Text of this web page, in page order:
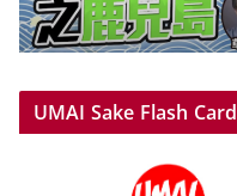
UMAI Sake Flash Card